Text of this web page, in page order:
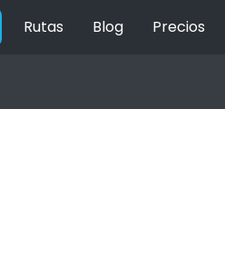
Rutas Blog Precios